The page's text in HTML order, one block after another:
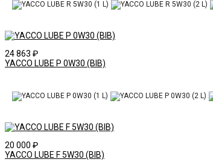
24 863 ₽
YACCO LUBE P 0W30 (BIB)
20 000 ₽
YACCO LUBE F 5W30 (BIB)